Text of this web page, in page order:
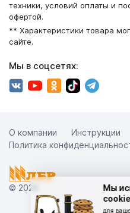
Мы
cookie
для
техники, условий оплаты и
офертой.
** Характеристики товара
сайте.
Мы в соцсетях:
© 2026
О компании Инструкции
Политика